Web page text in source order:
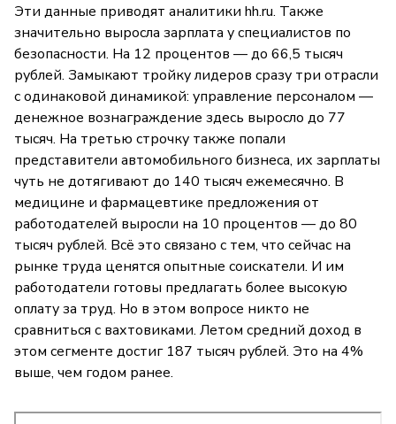
Эти данные приводят аналитики hh.ru. Также
значительно выросла зарплата у специалистов по
безопасности. На 12 процентов — до 66,5 тысяч
рублей. Замыкают тройку лидеров сразу три отрасли
с одинаковой динамикой: управление персоналом —
денежное вознаграждение здесь выросло до 77
тысяч. На третью строчку также попали
представители автомобильного бизнеса, их зарплаты
чуть не дотягивают до 140 тысяч ежемесячно. В
медицине и фармацевтике предложения от
работодателей выросли на 10 процентов — до 80
тысяч рублей. Всё это связано с тем, что сейчас на
рынке труда ценятся опытные соискатели. И им
работодатели готовы предлагать более высокую
оплату за труд. Но в этом вопросе никто не
сравниться с вахтовиками. Летом средний доход в
этом сегменте достиг 187 тысяч рублей. Это на 4%
выше, чем годом ранее.